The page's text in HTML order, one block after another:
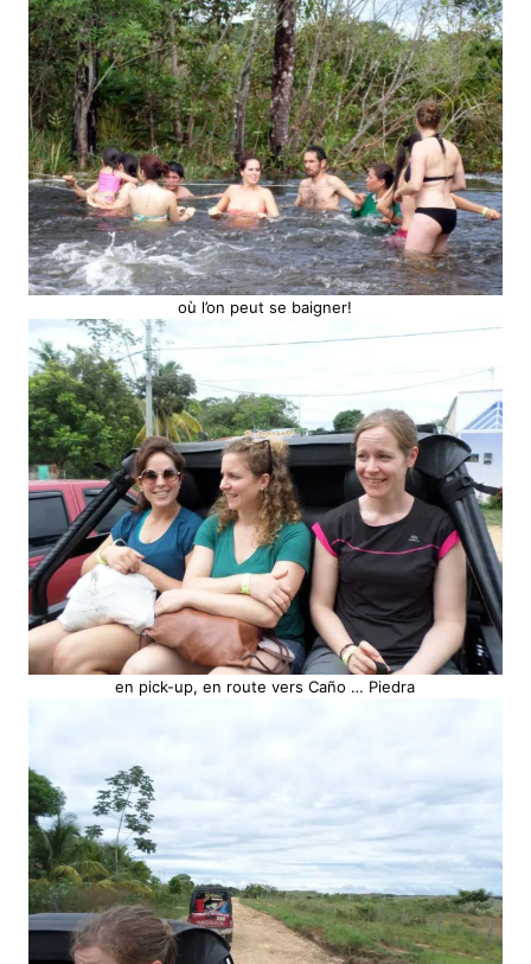
où l’on peut se baigner!
en pick-up, en route vers Caño … Piedra